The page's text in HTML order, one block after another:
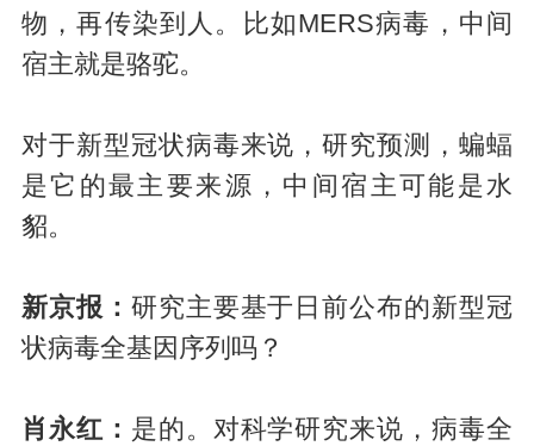
物，再传染到人。比如MERS病毒，中间
宿主就是骆驼。
对于新型冠状病毒来说，研究预测，蝙蝠
是它的最主要来源，中间宿主可能是水
貂。
新京报： 研究主要基于日前公布的新型冠
状病毒全基因序列吗？
肖永红： 是的。对科学研究来说，病毒全